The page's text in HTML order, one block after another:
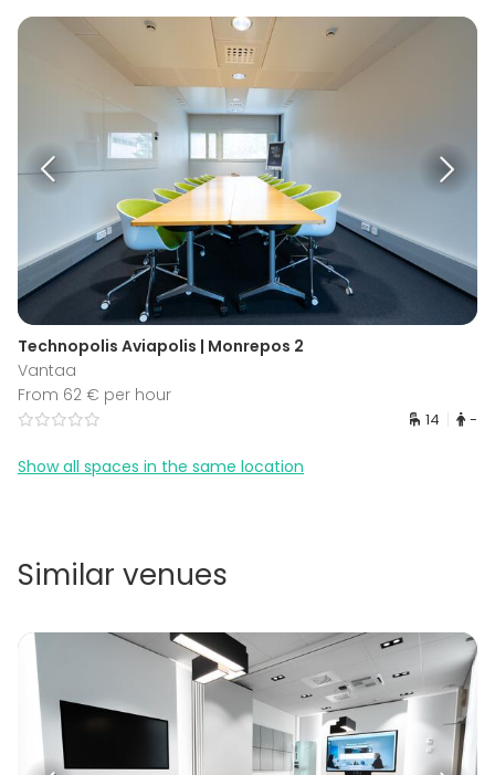
Technopolis Aviapolis | Monrepos 2
Vantaa
From 62 € per hour
14 -
Show all spaces in the same location
Similar venues